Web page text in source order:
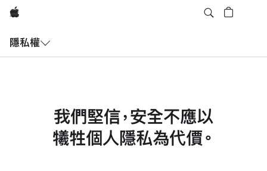
Apple
隱私權
單
我們堅信，安全不應以
犧牲個人隱私為代價。